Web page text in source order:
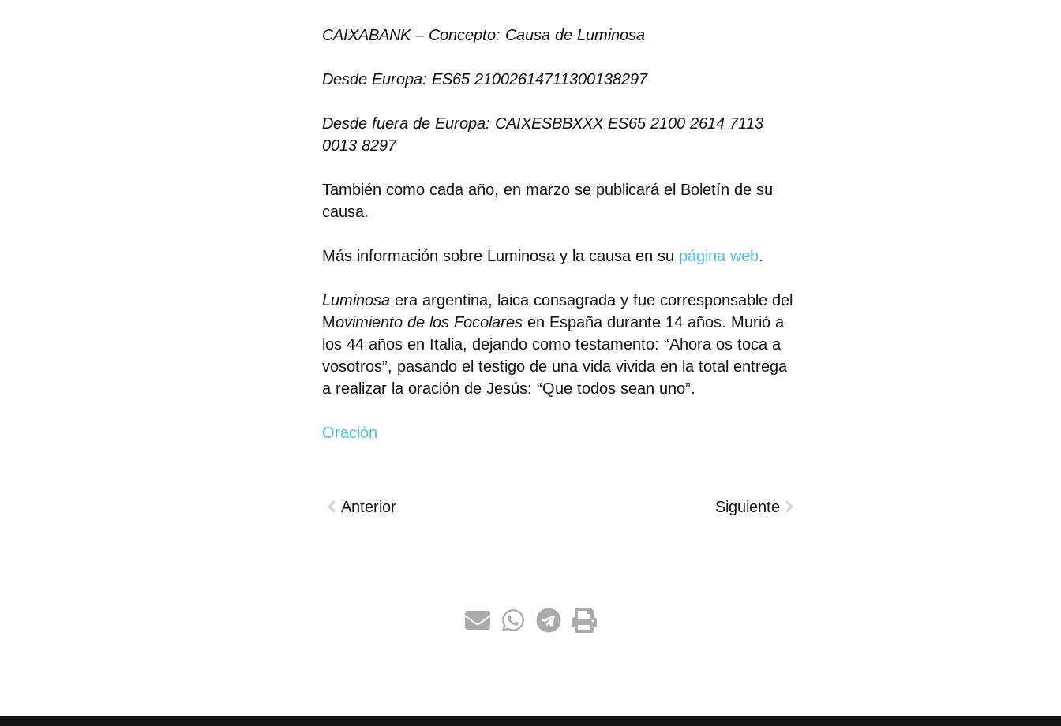
CAIXABANK – Concepto: Causa de Luminosa
Desde Europa: ES65 21002614711300138297
Desde fuera de Europa: CAIXESBBXXX ES65 2100 2614 7113
0013 8297
También como cada año, en marzo se publicará el Boletín de su
causa.
Más información sobre Luminosa y la causa en su página web.
Luminosa era argentina, laica consagrada y fue corresponsable del
Movimiento de los Focolares en España durante 14 años. Murió a
los 44 años en Italia, dejando como testamento: “Ahora os toca a
vosotros”, pasando el testigo de una vida vivida en la total entrega
a realizar la oración de Jesús: “Que todos sean uno”.
Oración
Anterior Siguiente